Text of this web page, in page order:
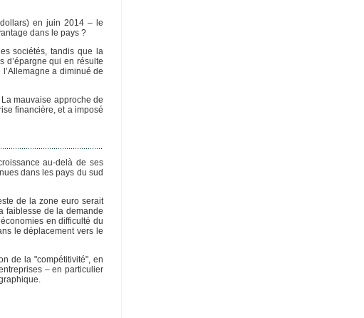
en juin 2014 – le
dans le pays ?
sociétés, tandis que la
d’épargne qui en résulte
a diminué de
mauvaise approche de
financière, et a imposé
au-delà de ses
dans les pays du sud
de la zone euro serait
faiblesse de la demande
en difficulté du
le déplacement vers le
de la "compétitivité", en
– en particulier